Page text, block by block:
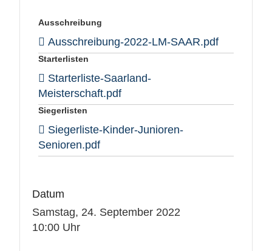
Ausschreibung
Ausschreibung-2022-LM-SAAR.pdf
Starterlisten
Starterliste-Saarland-
Meisterschaft.pdf
Siegerlisten
Siegerliste-Kinder-Junioren-
Senioren.pdf
Datum
Samstag, 24. September 2022
10:00 Uhr